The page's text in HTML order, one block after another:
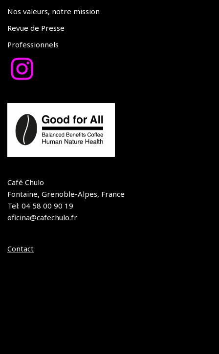
Nos valeurs, notre mission
Revue de Presse
Professionnels
Café Chulo
Fontaine, Grenoble-Alpes, France
Tel: 04 58 00 90 19
oficina@cafechulo.fr
Contact